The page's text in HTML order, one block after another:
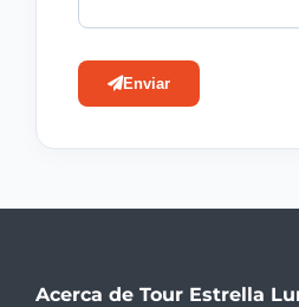
Enviar
Acerca de Tour Estrella